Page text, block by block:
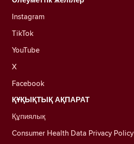
Instagram
TikTok
YouTube
X
Facebook
ҚҰҚЫҚТЫҚ АҚПАРАТ
Құпиялық
Consumer Health Data Privacy Policy